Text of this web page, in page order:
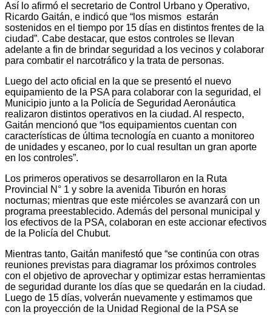
Así lo afirmó el secretario de Control Urbano y Operativo,
Ricardo Gaitán, e indicó que “los mismos estarán
sostenidos en el tiempo por 15 días en distintos frentes de la
ciudad”. Cabe destacar, que estos controles se llevan
adelante a fin de brindar seguridad a los vecinos y colaborar
para combatir el narcotráfico y la trata de personas.
Luego del acto oficial en la que se presentó el nuevo
equipamiento de la PSA para colaborar con la seguridad, el
Municipio junto a la Policía de Seguridad Aeronáutica
realizaron distintos operativos en la ciudad. Al respecto,
Gaitán mencionó que “los equipamientos cuentan con
características de última tecnología en cuanto a monitoreo
de unidades y escaneo, por lo cual resultan un gran aporte
en los controles”.
Los primeros operativos se desarrollaron en la Ruta
Provincial N° 1 y sobre la avenida Tiburón en horas
nocturnas; mientras que este miércoles se avanzará con un
programa preestablecido. Además del personal municipal y
los efectivos de la PSA, colaboran en este accionar efectivos
de la Policía del Chubut.
Mientras tanto, Gaitán manifestó que “se continúa con otras
reuniones previstas para diagramar los próximos controles
con el objetivo de aprovechar y optimizar estas herramientas
de seguridad durante los días que se quedarán en la ciudad.
Luego de 15 días, volverán nuevamente y estimamos que
con la proyección de la Unidad Regional de la PSA se